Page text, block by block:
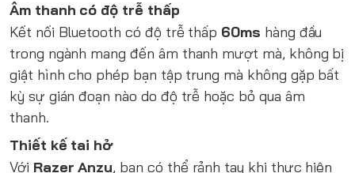
Âm thanh có độ trễ thấp
Kết nối Bluetooth có độ trễ thấp 60ms hàng đầu
trong ngành mang đến âm thanh mượt mà, không bị
giật hình cho phép bạn tập trung mà không gặp bất
kỳ sự gián đoạn nào do độ trễ hoặc bỏ qua âm
thanh.
Thiết kế tai hở
Với Razer Anzu, bạn có thể rảnh tay khi thực hiện